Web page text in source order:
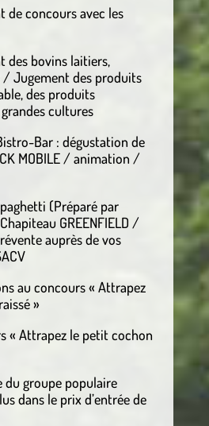
de concours avec les
des bovins laitiers,
/ Jugement des produits
des produits
cultures
Bar : dégustation de
MOBILE / animation /
(Préparé par
GREENFIELD /
auprès de vos
au concours « Attrapez
»
« Attrapez le petit cochon
du groupe populaire
dans le prix d’entrée de